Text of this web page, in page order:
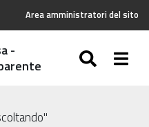
Area amministratori del sito
-